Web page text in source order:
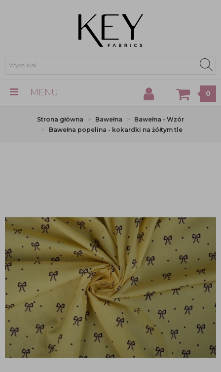
MENU 0
Strona główna Bawełna
Bawełna - Wzór
Bawełna popelina - kokardki na żółtym tle